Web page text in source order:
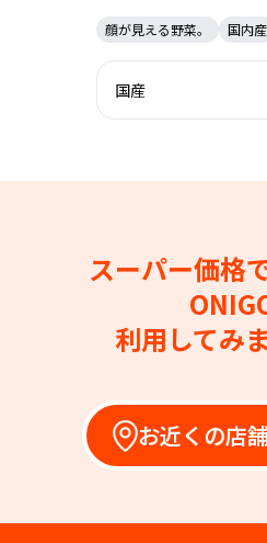
顔が見える野菜。 国内産
国産
スーパー価格
利用してみ
お近くの店